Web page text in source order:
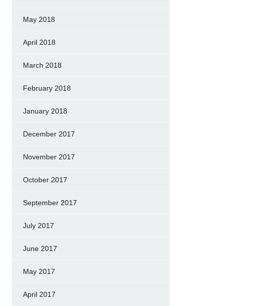
May 2018
April 2018
March 2018
February 2018
January 2018
December 2017
November 2017
October 2017
September 2017
July 2017
June 2017
May 2017
April 2017